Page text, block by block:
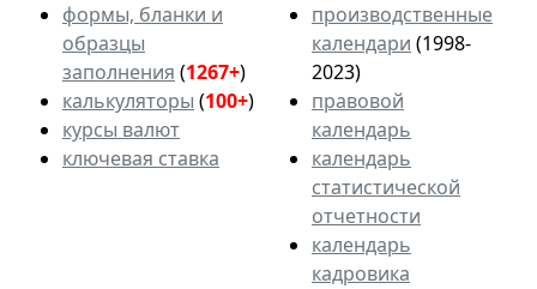
формы, бланки и
образцы
заполнения (1267+)
калькуляторы (100+)
курсы валют
ключевая ставка
производственные
календари (1998-
2023)
правовой
календарь
календарь
статистической
отчетности
календарь
кадровика